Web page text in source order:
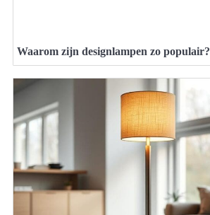
Waarom zijn designlampen zo populair?